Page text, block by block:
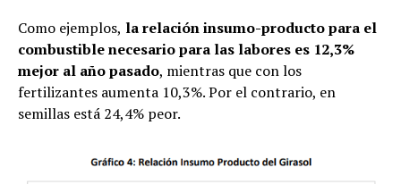
Como ejemplos, la relación insumo-producto para el
combustible necesario para las labores es 12,3%
mejor al año pasado, mientras que con los
fertilizantes aumenta 10,3%. Por el contrario, en
semillas está 24,4% peor.